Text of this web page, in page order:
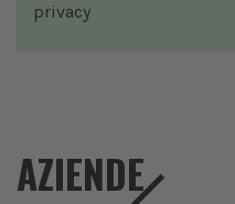
privacy
AZIENDE